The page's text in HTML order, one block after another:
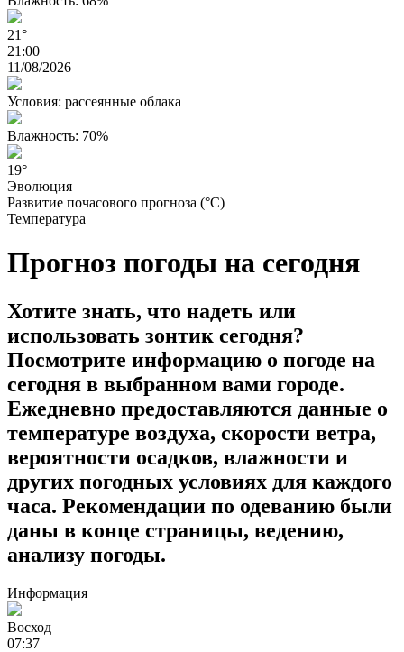
21°
21:00
11/08/2026
Условия: рассеянные облака
Влажность: 70%
19°
Эволюция
Развитие почасового прогноза (°C)
Температура
Прогноз погоды на сегодня
Хотите знать, что надеть или
использовать зонтик сегодня?
Посмотрите информацию о погоде на
сегодня в выбранном вами городе.
Ежедневно предоставляются данные о
температуре воздуха, скорости ветра,
вероятности осадков, влажности и
других погодных условиях для каждого
часа. Рекомендации по одеванию были
даны в конце страницы, ведению,
анализу погоды.
Информация
Восход
07:37